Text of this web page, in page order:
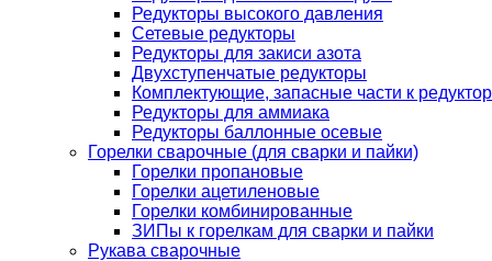
Редукторы высокого давления
Сетевые редукторы
Редукторы для закиси азота
Двухступенчатые редукторы
Комплектующие, запасные части к
Редукторы для аммиака
Редукторы баллонные осевые
Горелки сварочные (для сварки и пайки)
Горелки пропановые
Горелки ацетиленовые
Горелки комбинированные
ЗИПы к горелкам для сварки и пайки
Рукава сварочные